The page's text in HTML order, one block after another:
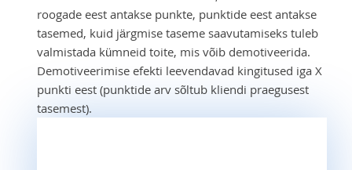
roogade eest antakse punkte, punktide eest antakse
tasemed, kuid järgmise taseme saavutamiseks tuleb
valmistada kümneid toite, mis võib demotiveerida.
Demotiveerimise efekti leevendavad kingitused iga X
punkti eest (punktide arv sõltub kliendi praegusest
tasemest).